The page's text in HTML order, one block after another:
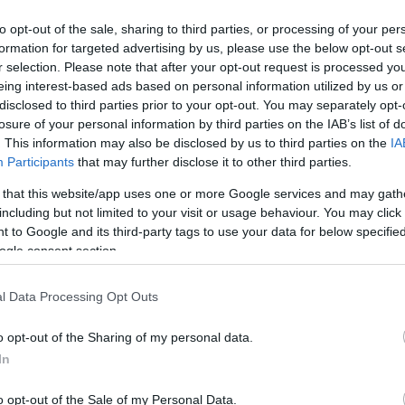
opt-out of the sale, sharing to third parties, or processing of your
for targeted advertising by us, please use the below opt-out
selection. Please note that after your opt-out request is processed
interest-based ads based on personal information utilized by us
to third parties prior to your opt-out. You may separately
of your personal information by third parties on the IAB’s list of
This information may also be disclosed by us to third parties on the
Participants that may further disclose it to other third parties.
that this website/app uses one or more Google services and may
but not limited to your visit or usage behaviour. You may
to Google and its third-party tags to use your data for below
consent section.
Data Processing Opt Outs
opt-out of the Sharing of my personal data.
opt-out of the Sale of my Personal Data.
Link másolása
külpolitikában – ezt mondta Orbán
hogy miért katonai műveletnek
Putyin jelenlétében. A
nem volt semmi kivetnivaló, és ha azt
volna ő maga.